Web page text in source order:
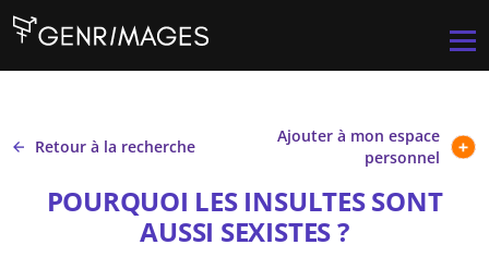
Retour à la recherche
Ajouter à mon espace
personnel
POURQUOI LES INSULTES SONT
AUSSI SEXISTES ?